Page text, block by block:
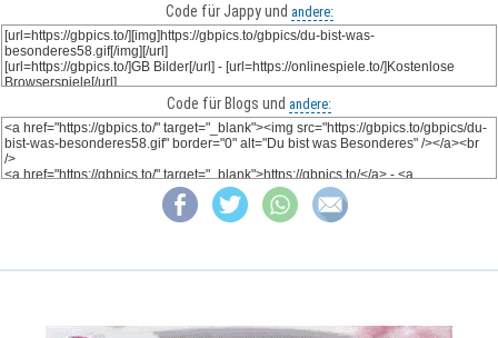
Code für Jappy und andere:
Code für Blogs und andere: